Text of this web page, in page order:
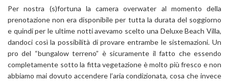
Per nostra (s)fortuna la camera overwater al momento della
prenotazione non era disponibile per tutta la durata del soggiorno
e quindi per le ultime notti avevamo scelto una Deluxe Beach Villa,
dandoci così la possibilità di provare entrambe le sistemazioni. Un
pro del “bungalow terreno” è sicuramente il fatto che essendo
completamente sotto la fitta vegetazione è molto più fresco e non
abbiamo mai dovuto accendere l’aria condizionata, cosa che invece